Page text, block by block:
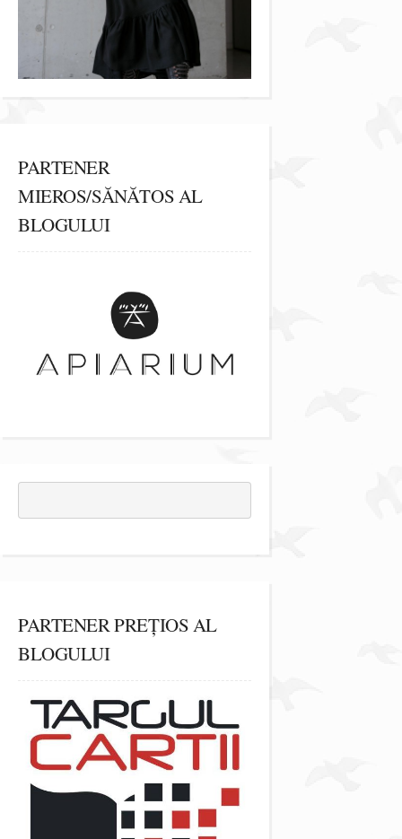
PARTENER
MIEROS/SĂNĂTOS AL
BLOGULUI
PARTENER PREȚIOS AL
BLOGULUI